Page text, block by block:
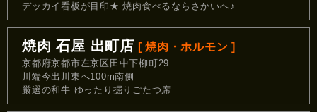
デッカイ看板が目印★ 焼肉食べるならさかいへ♪
焼肉 石屋 出町店 [ 焼肉・ホルモン ]
京都府京都市左京区田中下柳町29
川端今出川東へ100m南側
厳選の和牛 ゆったり掘りごたつ席